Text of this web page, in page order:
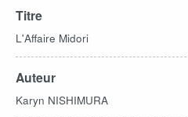
Titre
L'Affaire Midori
Auteur
Karyn NISHIMURA